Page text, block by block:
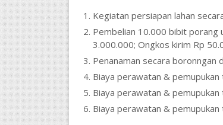
Kegiatan persiapan lahan
Pembelian 10.000 bibit porang
3.000.000; Ongkos kirim Rp
Penanaman secara boronngan
Biaya perawatan &
Biaya perawatan &
Biaya perawatan &